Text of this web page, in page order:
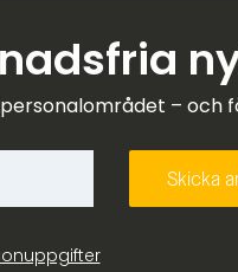
– och